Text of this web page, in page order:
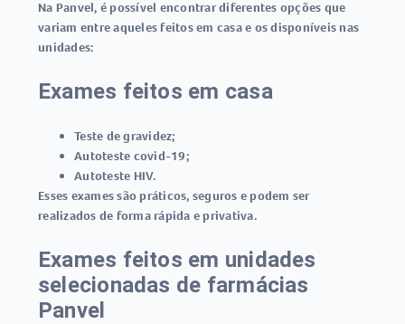
Na Panvel, é possível encontrar diferentes opções que
variam entre aqueles feitos em casa e os disponíveis nas
unidades:
Exames feitos em casa
Teste de gravidez;
Autoteste covid-19;
Autoteste HIV.
Esses exames são práticos, seguros e podem ser
realizados de forma rápida e privativa.
Exames feitos em unidades
selecionadas de farmácias
Panvel